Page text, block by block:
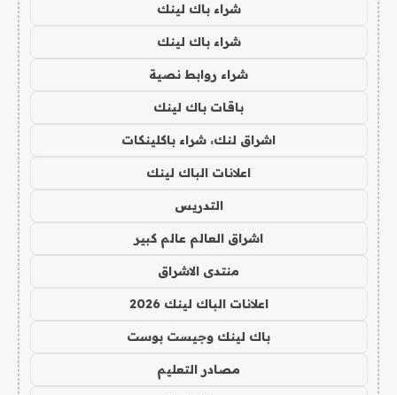
شراء باك لينك
شراء باك لينك
شراء روابط نصية
باقات باك لينك
اشراق لنك، شراء باكلينكات
اعلانات الباك لينك
التدريس
اشراق العالم عالم كبير
منتدى الاشراق
اعلانات الباك لينك 2026
باك لينك وجيست بوست
مصادر التعليم